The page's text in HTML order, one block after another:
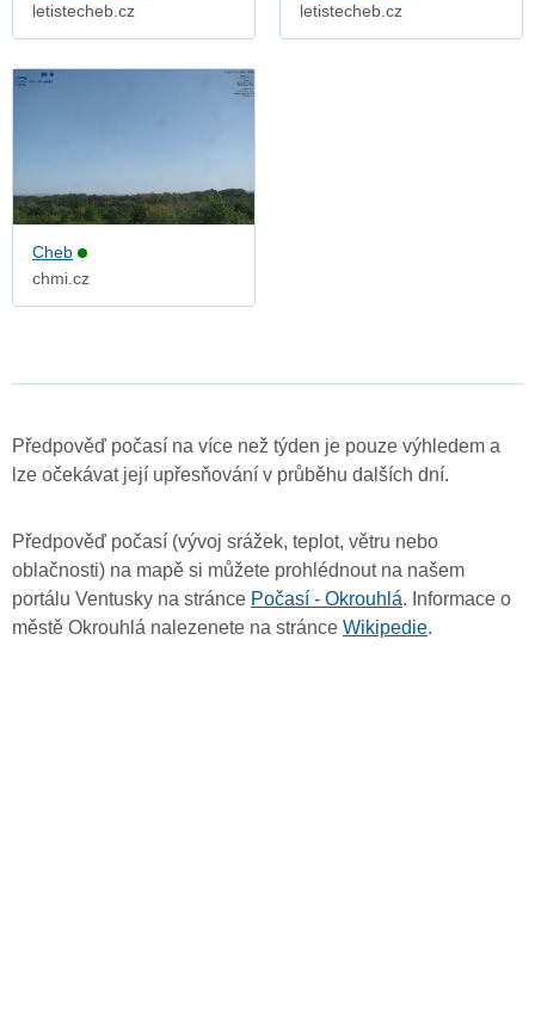
letistecheb.cz
letistecheb.cz
Cheb
chmi.cz
Předpověď počasí na více než týden je pouze výhledem a
lze očekávat její upřesňování v průběhu dalších dní.
Předpověď počasí (vývoj srážek, teplot, větru nebo
oblačnosti) na mapě si můžete prohlédnout na našem
portálu Ventusky na stránce Počasí - Okrouhlá. Informace o
městě Okrouhlá nalezenete na stránce Wikipedie.